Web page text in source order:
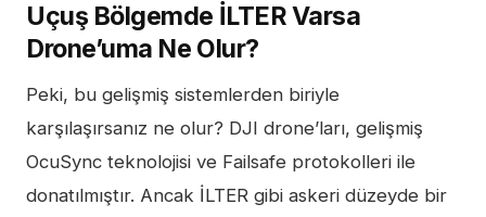
Uçuş Bölgemde İLTER Varsa
Drone’uma Ne Olur?
Peki, bu gelişmiş sistemlerden biriyle
karşılaşırsanız ne olur? DJI drone’ları, gelişmiş
OcuSync teknolojisi ve Failsafe protokolleri ile
donatılmıştır. Ancak İLTER gibi askeri düzeyde bir